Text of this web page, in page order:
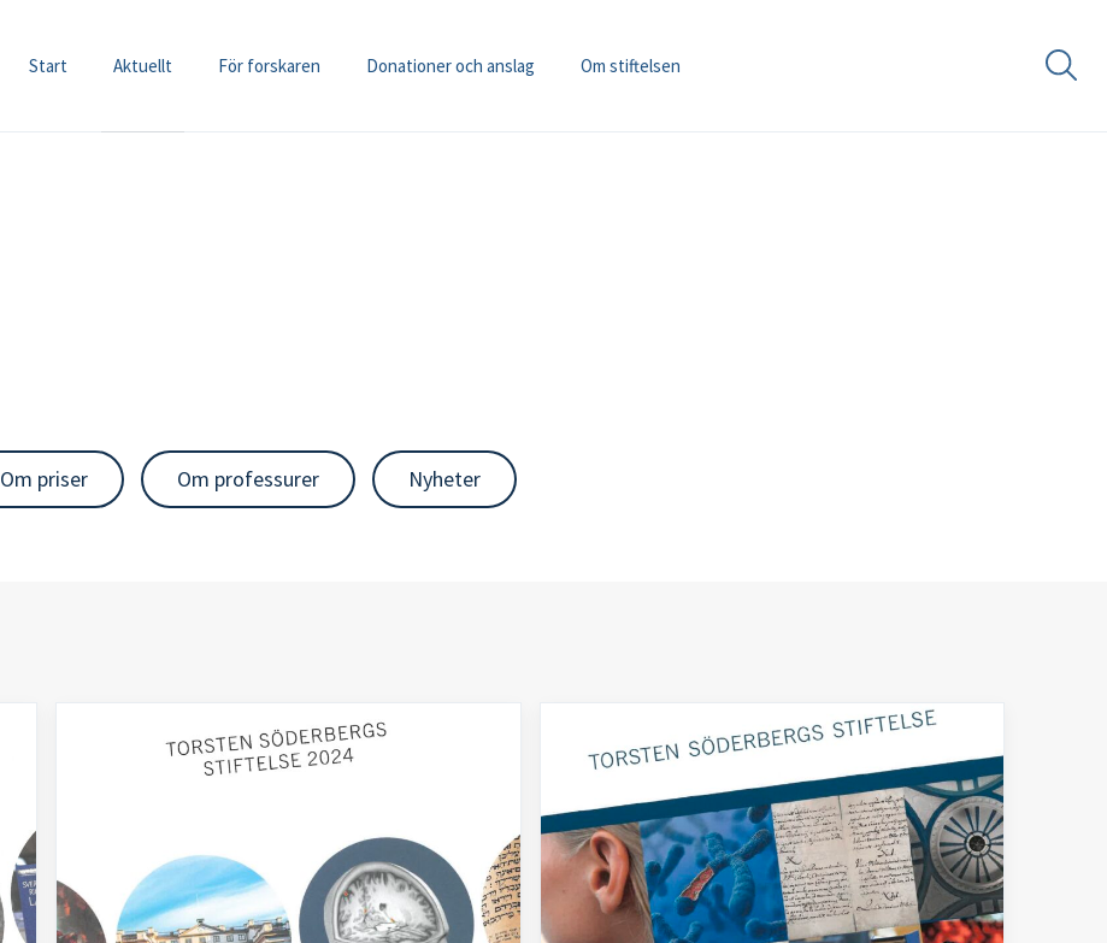
Start Aktuellt För forskaren Donationer och anslag Om stiftelsen
Om priser Om professurer Nyheter